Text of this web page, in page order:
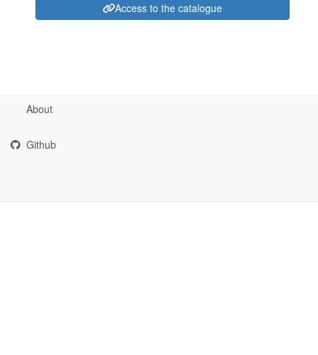
Access to the catalogue
About
Github